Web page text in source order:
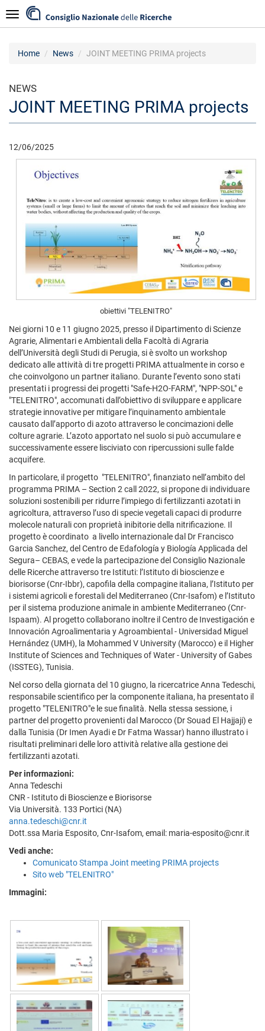
to
main
Navigazione
Home News JOINT MEETING PRIMA projects
NEWS
JOINT MEETING PRIMA projects
12/06/2025
obiettivi "TELENITRO"
Nei giorni 10 e 11 giugno 2025, presso il Dipartimento di Scienze
Agrarie, Alimentari e Ambientali della Facoltà di Agraria
dell’Università degli Studi di Perugia, si è svolto un workshop
dedicato alle attività di tre progetti PRIMA attualmente in corso e
che coinvolgono un partner italiano. Durante l’evento sono stati
presentati i progressi dei progetti "Safe-H2O-FARM", "NPP-SOL" e
"TELENITRO", accomunati dall’obiettivo di sviluppare e applicare
strategie innovative per mitigare l’inquinamento ambientale
causato dall’apporto di azoto attraverso le concimazioni delle
colture agrarie. L’azoto apportato nel suolo si può accumulare e
successivamente essere lisciviato con ripercussioni sulle falde
acquifere.
In particolare, il progetto "TELENITRO", finanziato nell’ambito del
programma PRIMA – Section 2 call 2022, si propone di individuare
soluzioni sostenibili per ridurre l’impiego di fertilizzanti azotati in
agricoltura, attraverso l’uso di specie vegetali capaci di produrre
molecole naturali con proprietà inibitorie della nitrificazione. Il
progetto è coordinato a livello internazionale dal Dr Francisco
Garcia Sanchez, del Centro de Edafología y Biología Applicada del
Segura– CEBAS, e vede la partecipazione del Consiglio Nazionale
delle Ricerche attraverso tre Istituti: l’Istituto di bioscienze e
biorisorse (Cnr-Ibbr), capofila della compagine italiana, l’Istituto per
i sistemi agricoli e forestali del Mediterraneo (Cnr-Isafom) e l’Istituto
per il sistema produzione animale in ambiente Mediterraneo (Cnr-
Ispaam). Al progetto collaborano inoltre il Centro de Investigación e
Innovación Agroalimentaria y Agroambiental - Universidad Miguel
Hernández (UMH), la Mohammed V University (Marocco) e il Higher
Institute of Sciences and Techniques of Water - University of Gabes
(ISSTEG), Tunisia.
Nel corso della giornata del 10 giugno, la ricercatrice Anna Tedeschi,
responsabile scientifico per la componente italiana, ha presentato il
progetto "TELENITRO"e le sue finalità. Nella stessa sessione, i
partner del progetto provenienti dal Marocco (Dr Souad El Hajjaji) e
dalla Tunisia (Dr Imen Ayadi e Dr Fatma Wassar) hanno illustrato i
risultati preliminari delle loro attività relative alla gestione dei
fertilizzanti azotati.
Per informazioni:
Anna Tedeschi
CNR - Istituto di Bioscienze e Biorisorse
Via Università. 133 Portici (NA)
anna.tedeschi@cnr.it
Dott.ssa Maria Esposito, Cnr-Isafom, email: maria-esposito@cnr.it
Vedi anche:
Comunicato Stampa Joint meeting PRIMA projects
Sito web "TELENITRO"
Immagini: